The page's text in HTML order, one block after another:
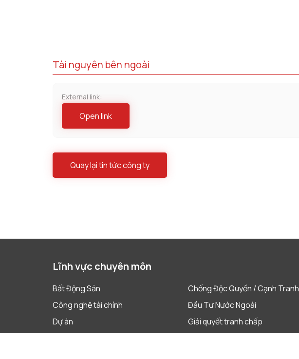
Tài nguyên bên ngoài
External link:
Open link
Quay lại tin tức công ty
Lĩnh vực chuyên môn
Bất Động Sản
Chống Độc Quyền / Cạnh Tranh
Công nghệ tài chính
Đầu Tư Nước Ngoài
Dự án
Giải quyết tranh chấp